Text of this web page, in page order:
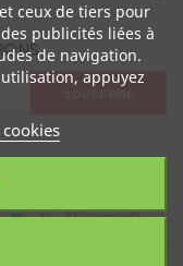
ceux de tiers pour
publicités liées à
de navigation.
appuyez